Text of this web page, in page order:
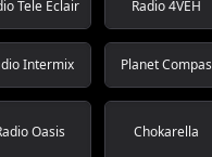
Tele Eclair Radio 4VEH
Intermix Planet Compas
Oasis Chokarella